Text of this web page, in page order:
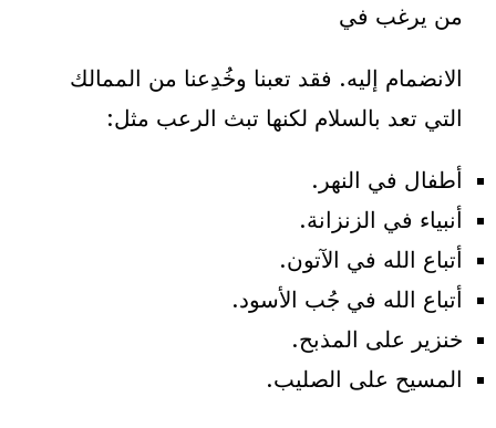
من يرغب في
الانضمام إليه. فقد تعبنا وخُدِعنا من الممالك
التي تعد بالسلام لكنها تبث الرعب مثل:
أطفال في النهر.
أنبياء في الزنزانة.
أتباع الله في الآتون.
أتباع الله في جُب الأسود.
خنزير على المذبح.
المسيح على الصليب.